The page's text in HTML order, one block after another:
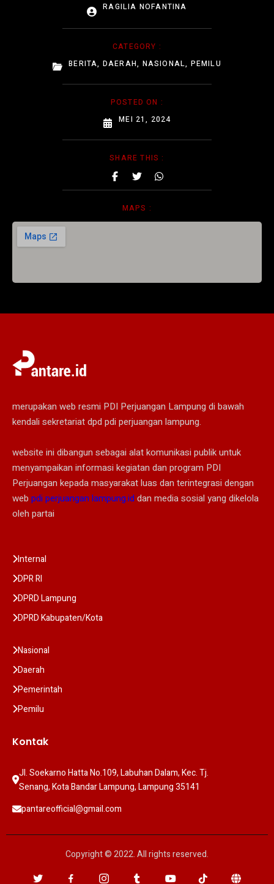
RAGILIA NOFANTINA
CATEGORY :
BERITA, DAERAH, NASIONAL, PEMILU
POSTED ON :
MEI 21, 2024
SHARE THIS :
MAPS :
merupakan web resmi PDI Perjuangan Lampung di bawah
kendali sekretariat dpd pdi perjuangan lampung.
website ini dibangun sebagai alat komunikasi publik untuk
menyampaikan informasi kegiatan dan program PDI
Perjuangan kepada masyarakat luas dan terintegrasi dengan
web pdi perjuangan lampung.id dan media sosial yang dikelola
oleh partai
Internal
DPR RI
DPRD Lampung
DPRD Kabupaten/Kota
Nasional
Daerah
Pemerintah
Pemilu
Kontak
Jl. Soekarno Hatta No.109, Labuhan Dalam, Kec. Tj.
Senang, Kota Bandar Lampung, Lampung 35141
pantareofficial@gmail.com
Copyright © 2022. All rights reserved.